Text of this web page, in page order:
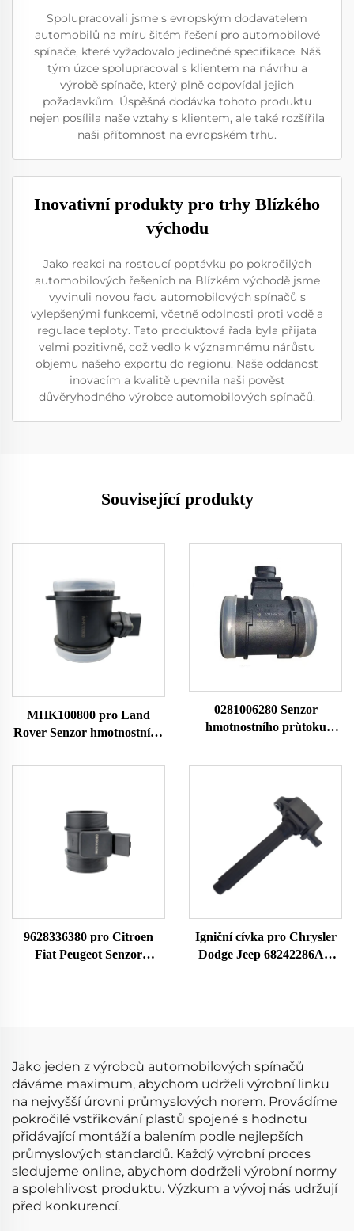
Spolupracovali jsme s evropským dodavatelem
automobilů na míru šitém řešení pro automobilové
spínače, které vyžadovalo jedinečné specifikace. Náš
tým úzce spolupracoval s klientem na návrhu a
výrobě spínače, který plně odpovídal jejich
požadavkům. Úspěšná dodávka tohoto produktu
nejen posílila naše vztahy s klientem, ale také rozšířila
naši přítomnost na evropském trhu.
Inovativní produkty pro trhy Blízkého
východu
Jako reakci na rostoucí poptávku po pokročilých
automobilových řešeních na Blízkém východě jsme
vyvinuli novou řadu automobilových spínačů s
vylepšenými funkcemi, včetně odolnosti proti vodě a
regulace teploty. Tato produktová řada byla přijata
velmi pozitivně, což vedlo k významnému nárůstu
objemu našeho exportu do regionu. Naše oddanost
inovacím a kvalitě upevnila naši pověst
důvěryhodného výrobce automobilových spínačů.
Související produkty
MHK100800 pro Land
Rover Senzor hmotnostního
Průtokoměr 10163
0281006280 Senzor
hmotnostního průtoku
průtokoměr
9628336380 pro Citroen
Fiat Peugeot Senzor
Igniční cívka pro Chrysler
Dodge Jeep 68242286AA
Jako jeden z výrobců automobilových spínačů
dáváme maximum, abychom udrželi výrobní linku
na nejvyšší úrovni průmyslových norem. Provádíme
pokročilé vstřikování plastů spojené s hodnotu
přidávající montáží a balením podle nejlepších
průmyslových standardů. Každý výrobní proces
sledujeme online, abychom dodrželi výrobní normy
a spolehlivost produktu. Výzkum a vývoj nás udržují
před konkurencí.